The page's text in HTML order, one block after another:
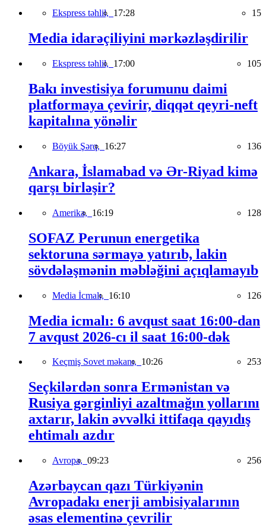
Ekspress təhlil, 17:28 15
Media idarəçiliyini mərkəzləşdirilir
Ekspress təhlil, 17:00 105
Bakı investisiya forumunu daimi
platformaya çevirir, diqqət qeyri-neft
kapitalına yönəlir
Böyük Şərq, 16:27 136
Ankara, İslamabad və Ər-Riyad kimə
qarşı birləşir?
Amerika, 16:19 128
SOFAZ Perunun energetika
sektoruna sərmayə yatırıb, lakin
sövdələşmənin məbləğini açıqlamayıb
Media İcmalı, 16:10 126
Media icmalı: 6 avqust saat 16:00-dan
7 avqust 2026-cı il saat 16:00-dək
Keçmiş Sovet məkanı, 10:26 253
Seçkilərdən sonra Ermənistan və
Rusiya gərginliyi azaltmağın yollarını
axtarır, lakin əvvəlki ittifaqa qayıdış
ehtimalı azdır
Avropa, 09:23 256
Azərbaycan qazı Türkiyənin
Avropadakı enerji ambisiyalarının
əsas elementinə çevrilir